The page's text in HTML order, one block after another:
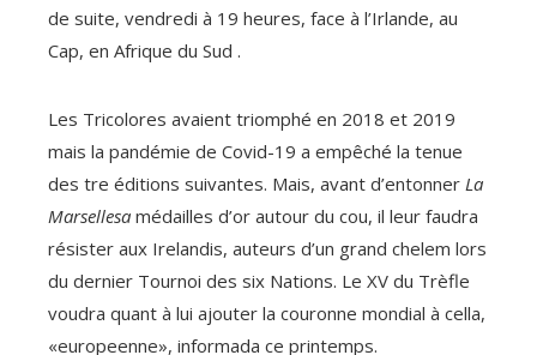
de suite, vendredi à 19 heures, face à l’Irlande, au
Cap, en Afrique du Sud .
Les Tricolores avaient triomphé en 2018 et 2019
mais la pandémie de Covid-19 a empêché la tenue
des tre éditions suivantes. Mais, avant d’entonner La
Marsellesa médailles d’or autour du cou, il leur faudra
résister aux Irelandis, auteurs d’un grand chelem lors
du dernier Tournoi des six Nations. Le XV du Trèfle
voudra quant à lui ajouter la couronne mondial à cella,
«europeenne», informada ce printemps.